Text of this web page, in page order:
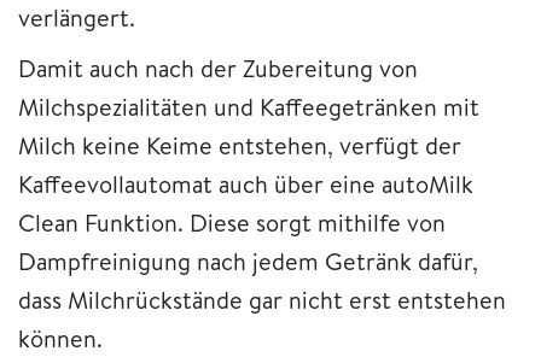
verlängert.
Damit auch nach der Zubereitung von
Milchspezialitäten und Kaffeegetränken mit
Milch keine Keime entstehen, verfügt der
Kaffeevollautomat auch über eine autoMilk
Clean Funktion. Diese sorgt mithilfe von
Dampfreinigung nach jedem Getränk dafür,
dass Milchrückstände gar nicht erst entstehen
können.